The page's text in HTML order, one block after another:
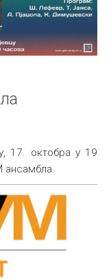
17. октобра у 19